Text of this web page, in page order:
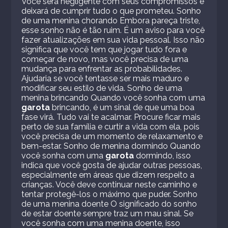
deixará de cumprir tudo o que prometeu. Sonho
de uma menina chorando Embora pareça triste,
esse sonho não é tão ruim. É um aviso para você
fazer atualizações em sua vida pessoal. Isso não
significa que você tem que jogar tudo fora e
começar de novo, mas você precisa de uma
mudança para enfrentar as probabilidades.
Ajudaria se você tentasse ser mais maduro e
modificar seu estilo de vida. Sonho de uma
menina brincando Quando você sonha com uma
garota brincando, é um sinal de que uma boa
fase virá. Tudo vai te acalmar. Procure ficar mais
perto de sua família e curtir a vida com ela, pois
você precisa de um momento de relaxamento e
bem-estar. Sonho de menina dormindo Quando
você sonha com uma garota dormindo, isso
indica que você gosta de ajudar outras pessoas,
especialmente em áreas que dizem respeito a
crianças. Você deve continuar neste caminho e
tentar protegê-los o máximo que puder. Sonho
de uma menina doente O significado do sonho
de estar doente sempre traz um mau sinal. Se
você sonha com uma menina doente, isso